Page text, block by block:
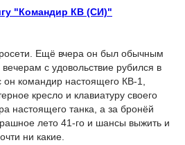
"Командир КВ (СИ)"
Ещё вчера он был обычным
с удовольствие рубился в
командир настоящего КВ-1,
кресло и клавиатуру своего
настоящего танка, а за бронёй
лето 41-го и шансы выжить и
ни какие.